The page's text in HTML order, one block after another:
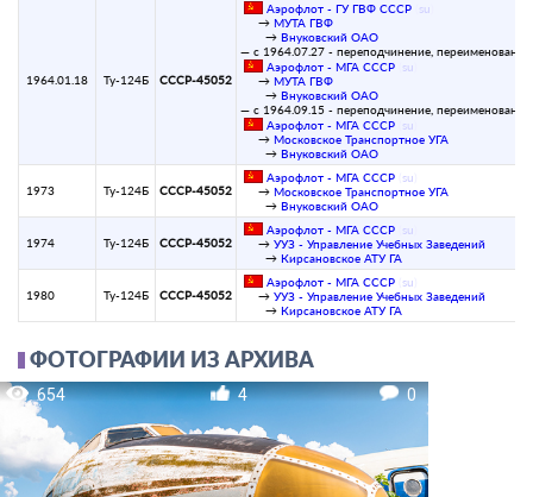
1964.01.18 Ту-124Б СССР-45052
Аэрофлот - ГУ ГВФ СССР su
→ МУТА ГВФ
→ Внуковский ОАО
— с 1964.07.27 - переподчинение, переименование:
Аэрофлот - МГА СССР su
→ МУТА ГВФ
→ Внуковский ОАО
— с 1964.09.15 - переподчинение, переименование:
Аэрофлот - МГА СССР su
→ Московское Транспортное УГА
→ Внуковский ОАО
1973 Ту-124Б СССР-45052
Аэрофлот - МГА СССР su
→ Московское Транспортное УГА
→ Внуковский ОАО
1974 Ту-124Б СССР-45052
Аэрофлот - МГА СССР su
→ УУЗ - Управление Учебных Заведений
→ Кирсановское АТУ ГА
1980 Ту-124Б СССР-45052
Аэрофлот - МГА СССР su
→ УУЗ - Управление Учебных Заведений
→ Кирсановское АТУ ГА
ФОТОГРАФИИ ИЗ АРХИВА
654 4 0